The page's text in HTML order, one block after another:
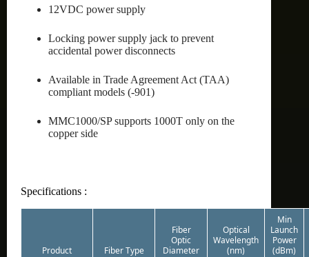
12VDC power supply
Locking power supply jack to prevent
accidental power disconnects
Available in Trade Agreement Act (TAA)
compliant models (-901)
MMC1000/SP supports 1000T only on the
copper side
Specifications :
Product Fiber Type
Fiber
Optic
Diameter
Optical
Wavelength
(nm)
Min
Launch
Power
(dBm)